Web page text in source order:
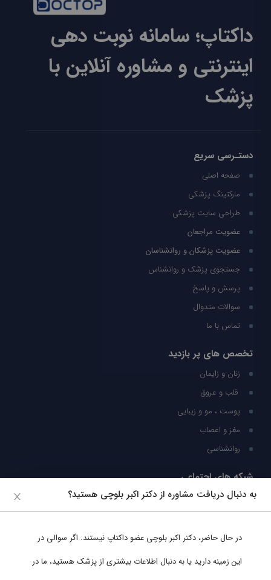
داکتاپ؛ سامانه نوبت دهی
اینترنتی و مشاوره آنلاین با
پزشک
دستـرسی سریع
صفحه اصلی
مارکتینگ پزشکی
طراحی سایت پزشکی
عضویت مراجعان
عضویت پزشکان و روانشناسان
جستجوی پزشک و روانشناس
پرسش و پاسخ
سوالات متدوال
تماس با ما
تخصص های پر بازدید
زنان و زایمان
قلب و عروق
پوست ، مو و زیبایی
مغز و اعصاب
روانشناسی
شبکه های اجتماعی
ما را در شبکه های اجتماعی دنبال کنید
به دنبال دریافت مشاوره از دکتر اکبر بلوچی هستید؟
در حال حاضر، دکتر اکبر بلوچی عضو داکتاپ نیستند. اگر سوالی در
این زمینه دارید یا به دنبال اطلاعات بیشتری از پزشک هستید، ما در